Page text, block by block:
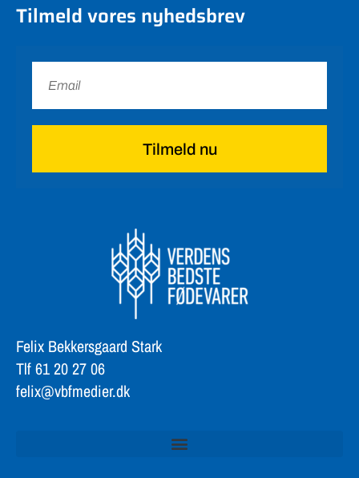
Tilmeld vores nyhedsbrev
Tilmeld nu
Felix Bekkersgaard Stark
Tlf 61 20 27 06
felix@vbfmedier.dk